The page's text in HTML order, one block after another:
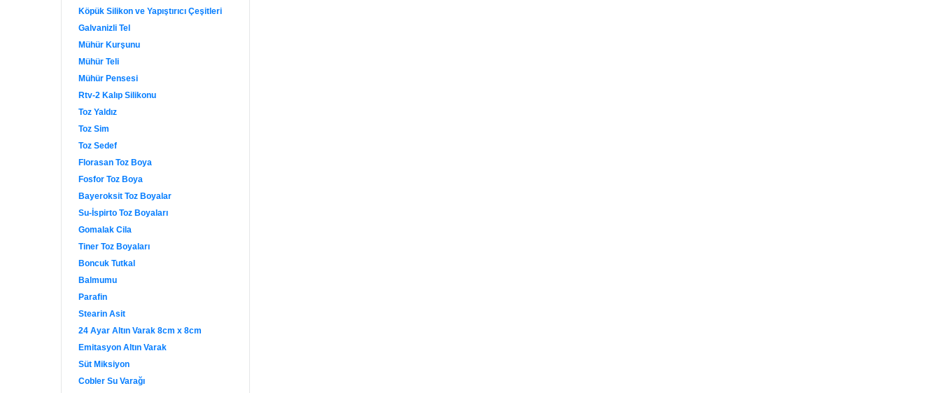
Köpük Silikon ve Yapıştırıcı Çeşitleri
Galvanizli Tel
Mühür Kurşunu
Mühür Teli
Mühür Pensesi
Rtv-2 Kalıp Silikonu
Toz Yaldız
Toz Sim
Toz Sedef
Florasan Toz Boya
Fosfor Toz Boya
Bayeroksit Toz Boyalar
Su-İspirto Toz Boyaları
Gomalak Cila
Tiner Toz Boyaları
Boncuk Tutkal
Balmumu
Parafin
Stearin Asit
24 Ayar Altın Varak 8cm x 8cm
Emitasyon Altın Varak
Süt Miksiyon
Cobler Su Varağı